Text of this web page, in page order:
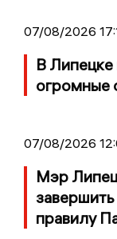
07/08/2026
В Липецке
огромные
07/08/2026
Мэр
правилу